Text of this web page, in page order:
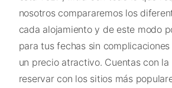
nosotros compararemos los
cada alojamiento y de este modo
para tus fechas sin
un precio atractivo. Cuentas con
reservar con los sitios más